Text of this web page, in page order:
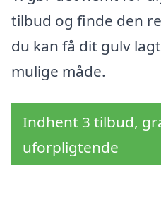
tilbud og finde den
du kan få dit gulv
mulige måde.
Indhent 3 tilbud,
uforpligtende